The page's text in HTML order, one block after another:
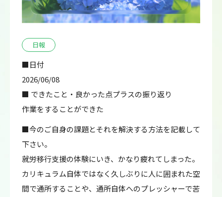
日報
■日付
2026/06/08
■ できたこと・良かった点プラスの振り返り
作業をすることができた
■今のご自身の課題とそれを解決する方法を記載して
下さい。
就労移行支援の体験にいき、かなり疲れてしまった。
カリキュラム自体ではなく久しぶりに人に囲まれた空
間で通所することや、通所自体へのプレッシャーで苦